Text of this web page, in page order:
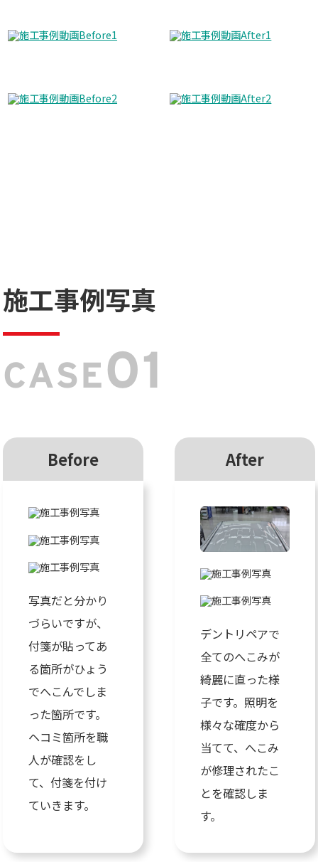
施工事例写真
CASE01
Before
写真だと分かり
づらいですが、
付箋が貼ってあ
る箇所がひょう
でへこんでしま
った箇所です。
ヘコミ箇所を職
人が確認をし
て、付箋を付け
ていきます。
After
デントリペアで
全てのへこみが
綺麗に直った様
子です。照明を
様々な確度から
当てて、へこみ
が修理されたこ
とを確認しま
す。